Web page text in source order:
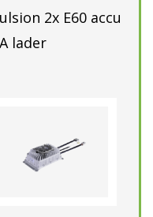
2x E60 accu
lader